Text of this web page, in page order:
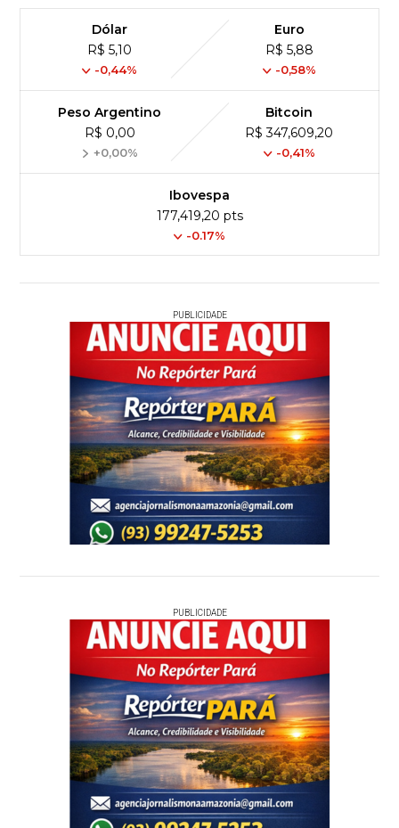
Dólar
R$ 5,10
-0,44%
Euro
R$ 5,88
-0,58%
Peso Argentino
R$ 0,00
+0,00%
Bitcoin
R$ 347,609,20
-0,41%
Ibovespa
177,419,20 pts
-0.17%
PUBLICIDADE
PUBLICIDADE